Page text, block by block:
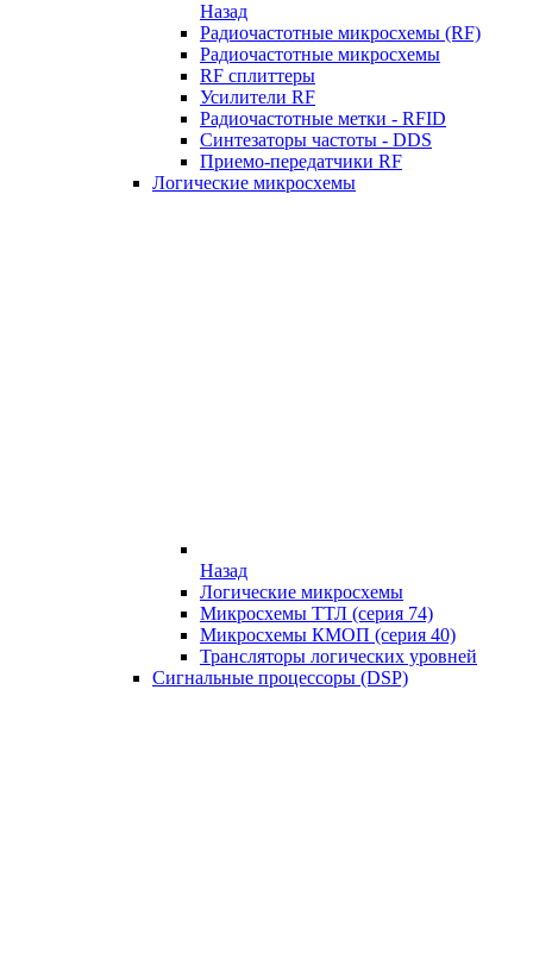
Назад
Радиочастотные микросхемы (RF)
Радиочастотные микросхемы
RF сплиттеры
Усилители RF
Радиочастотные метки - RFID
Синтезаторы частоты - DDS
Приемо-передатчики RF
Логические микросхемы
Назад
Логические микросхемы
Микросхемы ТТЛ (серия 74)
Микросхемы КМОП (серия 40)
Трансляторы логических уровней
Сигнальные процессоры (DSP)